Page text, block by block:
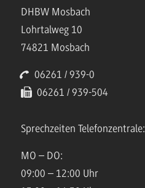
DHBW Mosbach
Lohrtalweg 10
74821 Mosbach
06261 / 939-0
06261 / 939-504
Sprechzeiten Telefonzentrale:
MO – DO:
09:00 – 12:00 Uhr